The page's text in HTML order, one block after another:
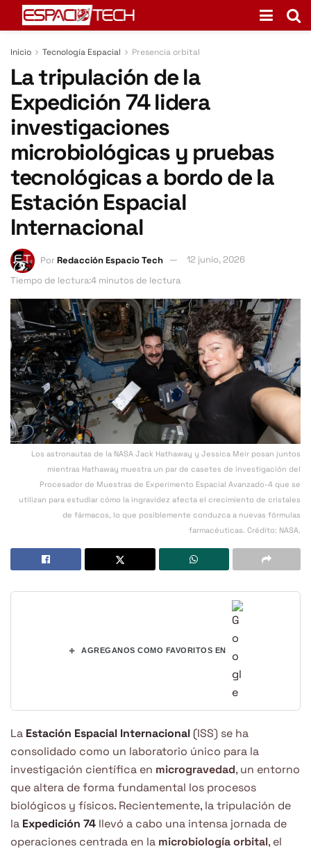
Inicio Tecnología Espacial Presencia orbital
La tripulación de la
Expedición 74 lidera
investigaciones
microbiológicas y pruebas
tecnológicas a bordo de la
Estación Espacial
Internacional
PorRedacción Espacio Tech
12 junio, 2026
Tiempo de lectura:4 minutos de lectura
Los astronautas de la NASA Jack Hathaway y Jessica Meir posan juntos
mientras Hathaway muestra un par de casetes de investigación del
Procesador de Muestras de Experimento Espacial Avanzado-4 que se
utilizan para estudiar cómo la ingravidez afecta el crecimiento de cristales
de fármacos, lo que posiblemente conduzca a nuevas fórmulas
farmacéuticas. Crédito: NASA.
+ AGREGANOS COMO FAVORITOS EN
La Estación Espacial Internacional (ISS) se ha
consolidado como un laboratorio único para la
investigación científica en microgravedad, un entorno
que altera de forma fundamental los procesos
biológicos y físicos. Recientemente, la tripulación de
la Expedición 74 llevó a cabo una intensa jornada de
operaciones centrada en la microbiología orbital, el